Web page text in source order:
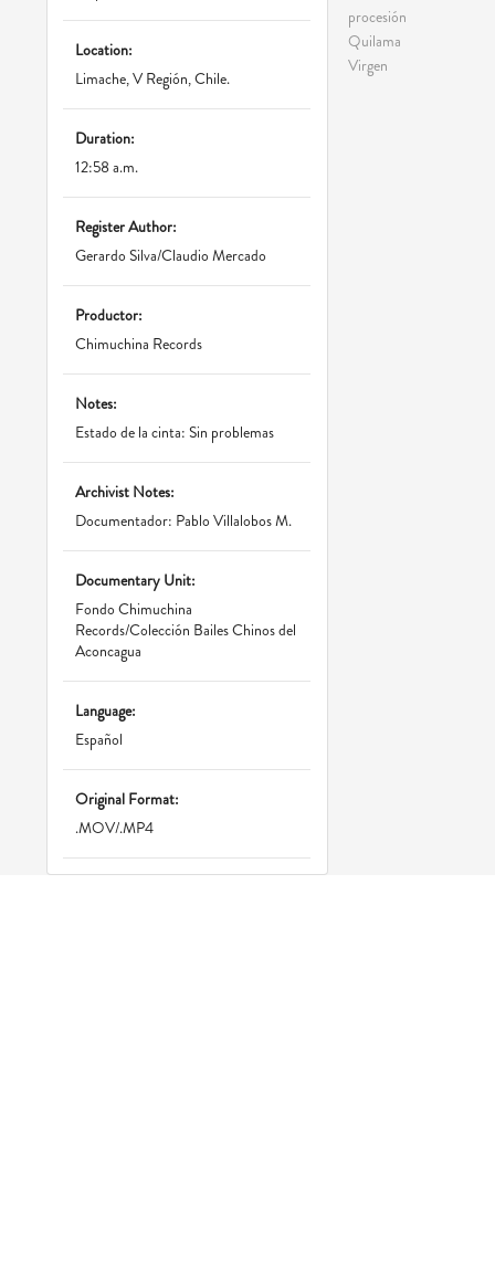
Location:
Limache, V Región, Chile.
Duration:
12:58 a.m.
Register Author:
Gerardo Silva/Claudio Mercado
Productor:
Chimuchina Records
Notes:
Estado de la cinta: Sin problemas
Archivist Notes:
Documentador: Pablo Villalobos M.
Documentary Unit:
Fondo Chimuchina
Records/Colección Bailes Chinos del
Aconcagua
Language:
Español
Original Format:
.MOV/.MP4
procesión
Quilama
Virgen